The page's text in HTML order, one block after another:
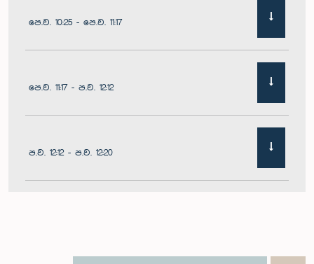
පෙ.ව. 10:25 - පෙ.ව. 11:17
පෙ.ව. 11:17 - ප.ව. 12:12
ප.ව. 12:12 - ප.ව. 12:20